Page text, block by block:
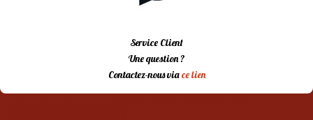
Service Client
Une question ?
Contactez-nous viace lien